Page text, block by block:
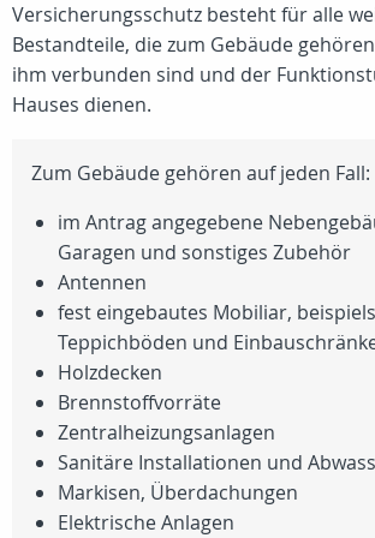
Versicherungsschutz besteht für alle
Bestandteile, die zum Gebäude
ihm verbunden sind und der
Hauses dienen.
Zum Gebäude gehören auf jeden Fall:
im Antrag angegebene
Garagen und sonstiges Zubehör
Antennen
fest eingebautes Mobiliar,
Teppichböden und
Holzdecken
Brennstoffvorräte
Zentralheizungsanlagen
Sanitäre Installationen und
Markisen, Überdachungen
Elektrische Anlagen